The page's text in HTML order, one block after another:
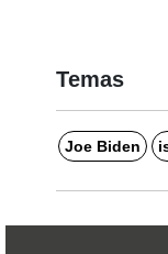
Temas
Joe Biden